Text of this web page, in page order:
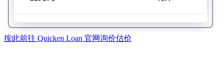
按此前往 Quicken Loan 官网询价估价